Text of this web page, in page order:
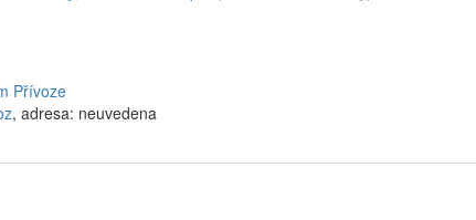
Přívoze
, adresa: neuvedena